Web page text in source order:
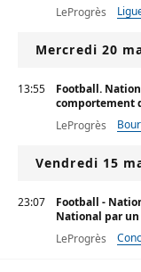
LeProgrès
Mercredi 20
13:55
Football.
comportement
LeProgrès
Vendredi 15
23:07
Football -
National par
LeProgrès